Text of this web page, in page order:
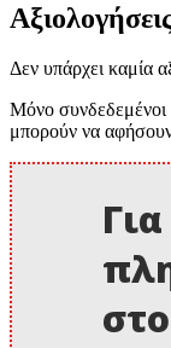
Δεν υπάρχει καμία
Μόνο συνδεδεμένοι
μπορούν να